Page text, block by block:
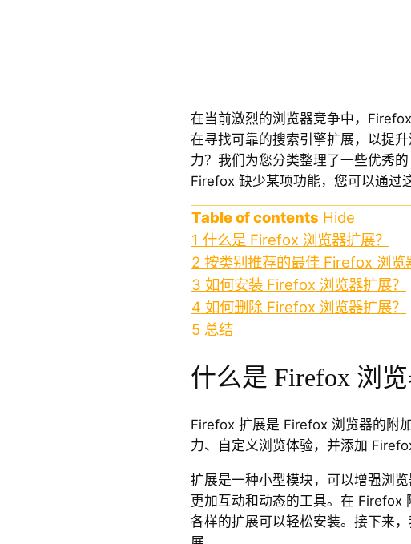
在当前激烈的浏览器竞争中，
在寻找可靠的搜索引擎扩展，以提
力？我们为您分类整理了一些优秀
Firefox 缺少某项功能，您可以通过
Table of contents Hide
1 什么是 Firefox 浏览器扩展？
2 按类别推荐的最佳 Firefox 浏览
3 如何安装 Firefox 浏览器扩展？
4 如何删除 Firefox 浏览器扩展？
5 总结
什么是 Firefox 浏览
Firefox 扩展是 Firefox 浏览器的附
力、自定义浏览体验，并添加
扩展是一种小型模块，可以增强浏
更加互动和动态的工具。在 Firefox
各样的扩展可以轻松安装。接下来